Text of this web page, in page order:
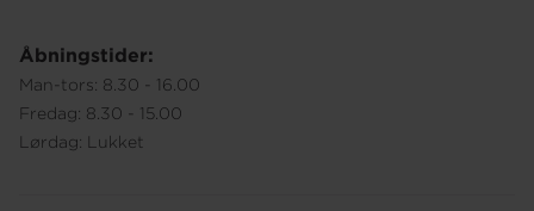
Åbningstider:
Man-tors: 8.30 - 16.00
Fredag: 8.30 - 15.00
Lørdag: Lukket